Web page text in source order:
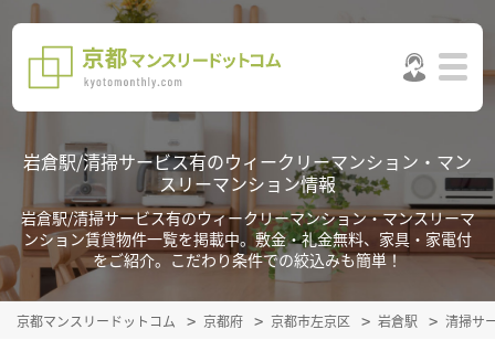
岩倉駅/清掃サービス有のウィークリーマンション・マン
スリーマンション情報
岩倉駅/清掃サービス有のウィークリーマンション・マンスリーマ
ンション賃貸物件一覧を掲載中。敷金・礼金無料、家具・家電付
をご紹介。こだわり条件での絞込みも簡単！
京都マンスリードットコム 京都府 京都市左京区 岩倉駅 清掃サ